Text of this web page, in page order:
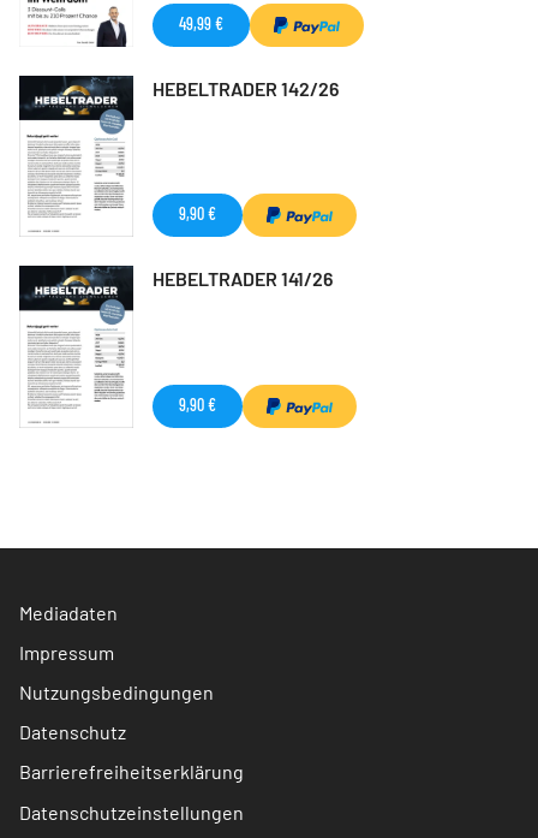
49,99 €
HEBELTRADER 142/26
9,90 €
HEBELTRADER 141/26
9,90 €
Mediadaten
Impressum
Nutzungsbedingungen
Datenschutz
Barrierefreiheitserklärung
Datenschutzeinstellungen